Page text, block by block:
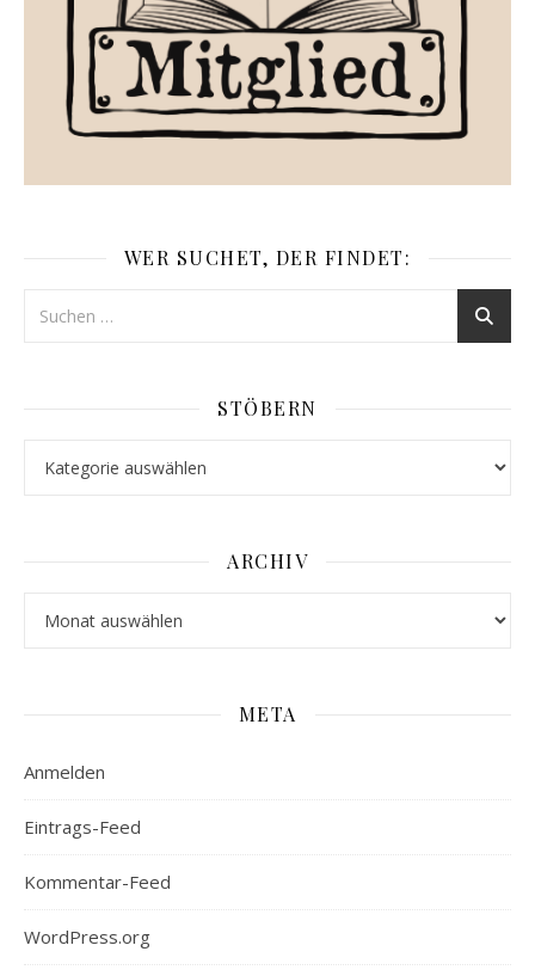
WER SUCHET, DER FINDET:
STÖBERN
ARCHIV
META
Anmelden
Eintrags-Feed
Kommentar-Feed
WordPress.org